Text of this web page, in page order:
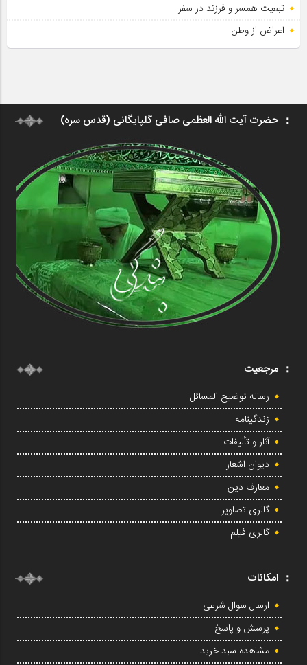
تبعیت همسر و فرزند در سفر
اعراض از وطن
حضرت آیت الله العظمی صافی گلپایگانی (قدس سره)
مرجعیت
رساله توضیح المسائل
زندگینامه
آثار و تألیفات
دیوان اشعار
معارف دین
گالری تصاویر
گالری فیلم
امکانات
ارسال سوال شرعی
پرسش و پاسخ
مشاهده سبد خرید